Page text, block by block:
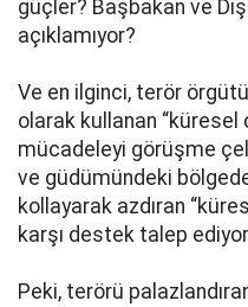
güçler? Başbakan ve
açıklamıyor?
Ve en ilginci, terör
olarak kullanan “küresel
mücadeleyi görüşme
ve güdümündeki
kollayarak azdıran
karşı destek talep
Peki, terörü